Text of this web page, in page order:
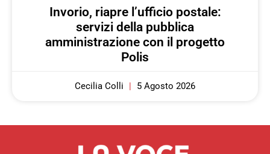
Invorio, riapre l’ufficio postale:
servizi della pubblica
amministrazione con il progetto
Polis
Cecilia Colli 5 Agosto 2026